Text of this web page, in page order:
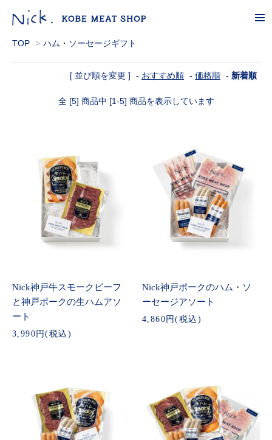
TOP > ハム・ソーセージギフト
[ 並び順を変更 ] - おすすめ順 - 価格順 - 新着順
全 [5] 商品中 [1-5] 商品を表示しています
Nick神戸牛スモークビーフ
と神戸ポークの生ハムアソ
ート
3,990円(税込)
Nick神戸ポークのハム・ソ
ーセージアソート
4,860円(税込)